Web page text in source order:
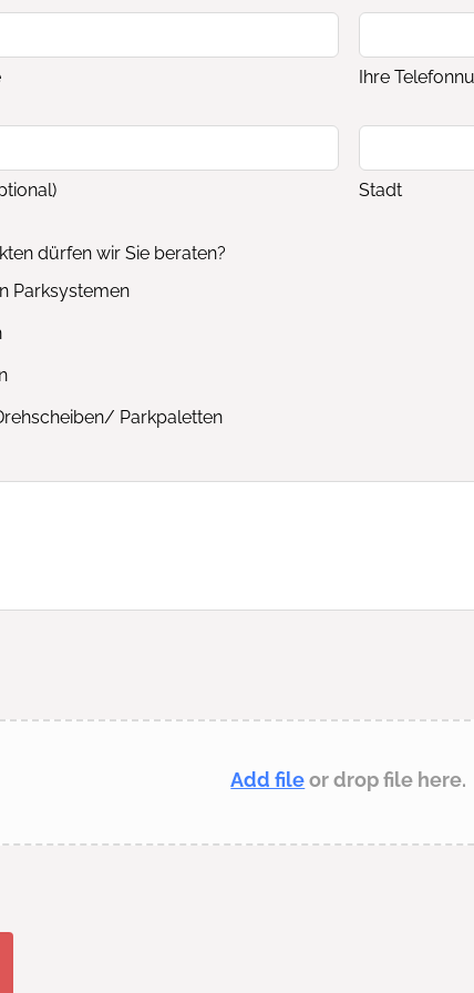
Ihre
Stadt
dürfen wir Sie beraten?
Parksystemen
Parkpaletten
Add fileor drop file here.